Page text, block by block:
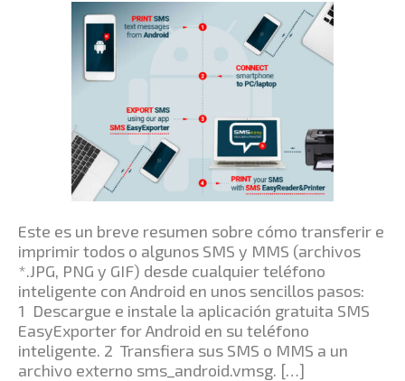
Este es un breve resumen sobre cómo transferir e
imprimir todos o algunos SMS y MMS (archivos
*.JPG, PNG y GIF) desde cualquier teléfono
inteligente con Android en unos sencillos pasos:
1 Descargue e instale la aplicación gratuita SMS
EasyExporter for Android en su teléfono
inteligente. 2 Transfiera sus SMS o MMS a un
archivo externo sms_android.vmsg. […]